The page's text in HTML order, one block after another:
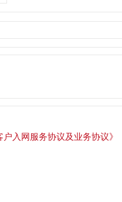
户入网服务协议及业务协议》